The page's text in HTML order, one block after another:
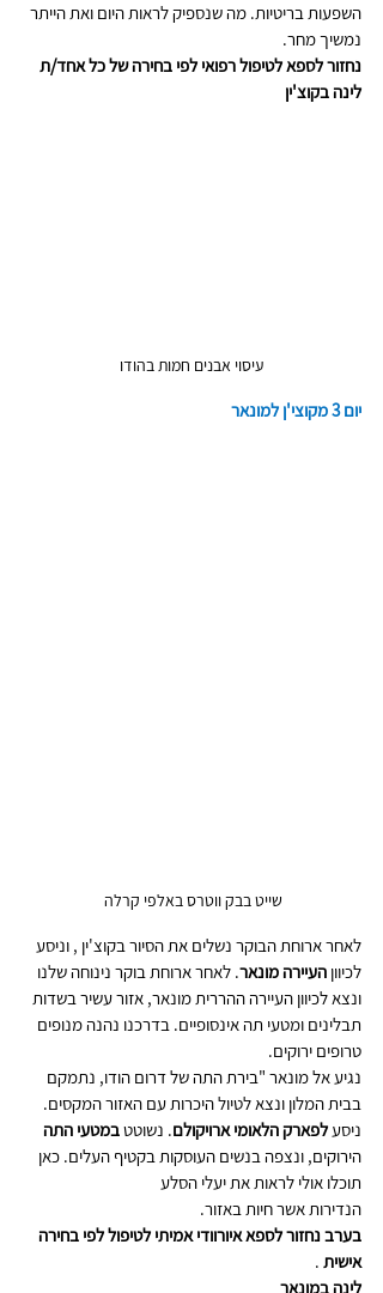
השפעות בריטיות. מה שנספיק לראות היום ואת הייתר
נמשיך מחר.
נחזור לספא לטיפול רפואי לפי בחירה של כל אחד/ת
לינה בקוצ'ין
עיסוי אבנים חמות בהודו
יום 3 מקוצי'ן למונאר
שייט בבק ווטרס באלפי קרלה
לאחר ארוחת הבוקר נשלים את הסיור בקוצ'ין , וניסע
לכיוון העיירה מונאר. לאחר ארוחת בוקר נינוחה שלנו
ונצא לכיוון העיירה ההררית מונאר, אזור עשיר בשדות
תבלינים ומטעי תה אינסופיים. בדרכנו נהנה מנופים
טרופים ירוקים.
נגיע אל מונאר "בירת התה של דרום הודו, נתמקם
בבית המלון ונצא לטיול היכרות עם האזור המקסים.
ניסע לפארק הלאומי ארויקולם. נשוטט במטעי התה
הירוקים, ונצפה בנשים העוסקות בקטיף העלים. כאן
תוכלו אולי לראות את יעלי הסלע
הנדירות אשר חיות באזור.
בערב נחזור לספא איורוודי אמיתי לטיפול לפי בחירה
אישית .
לינה במונאר